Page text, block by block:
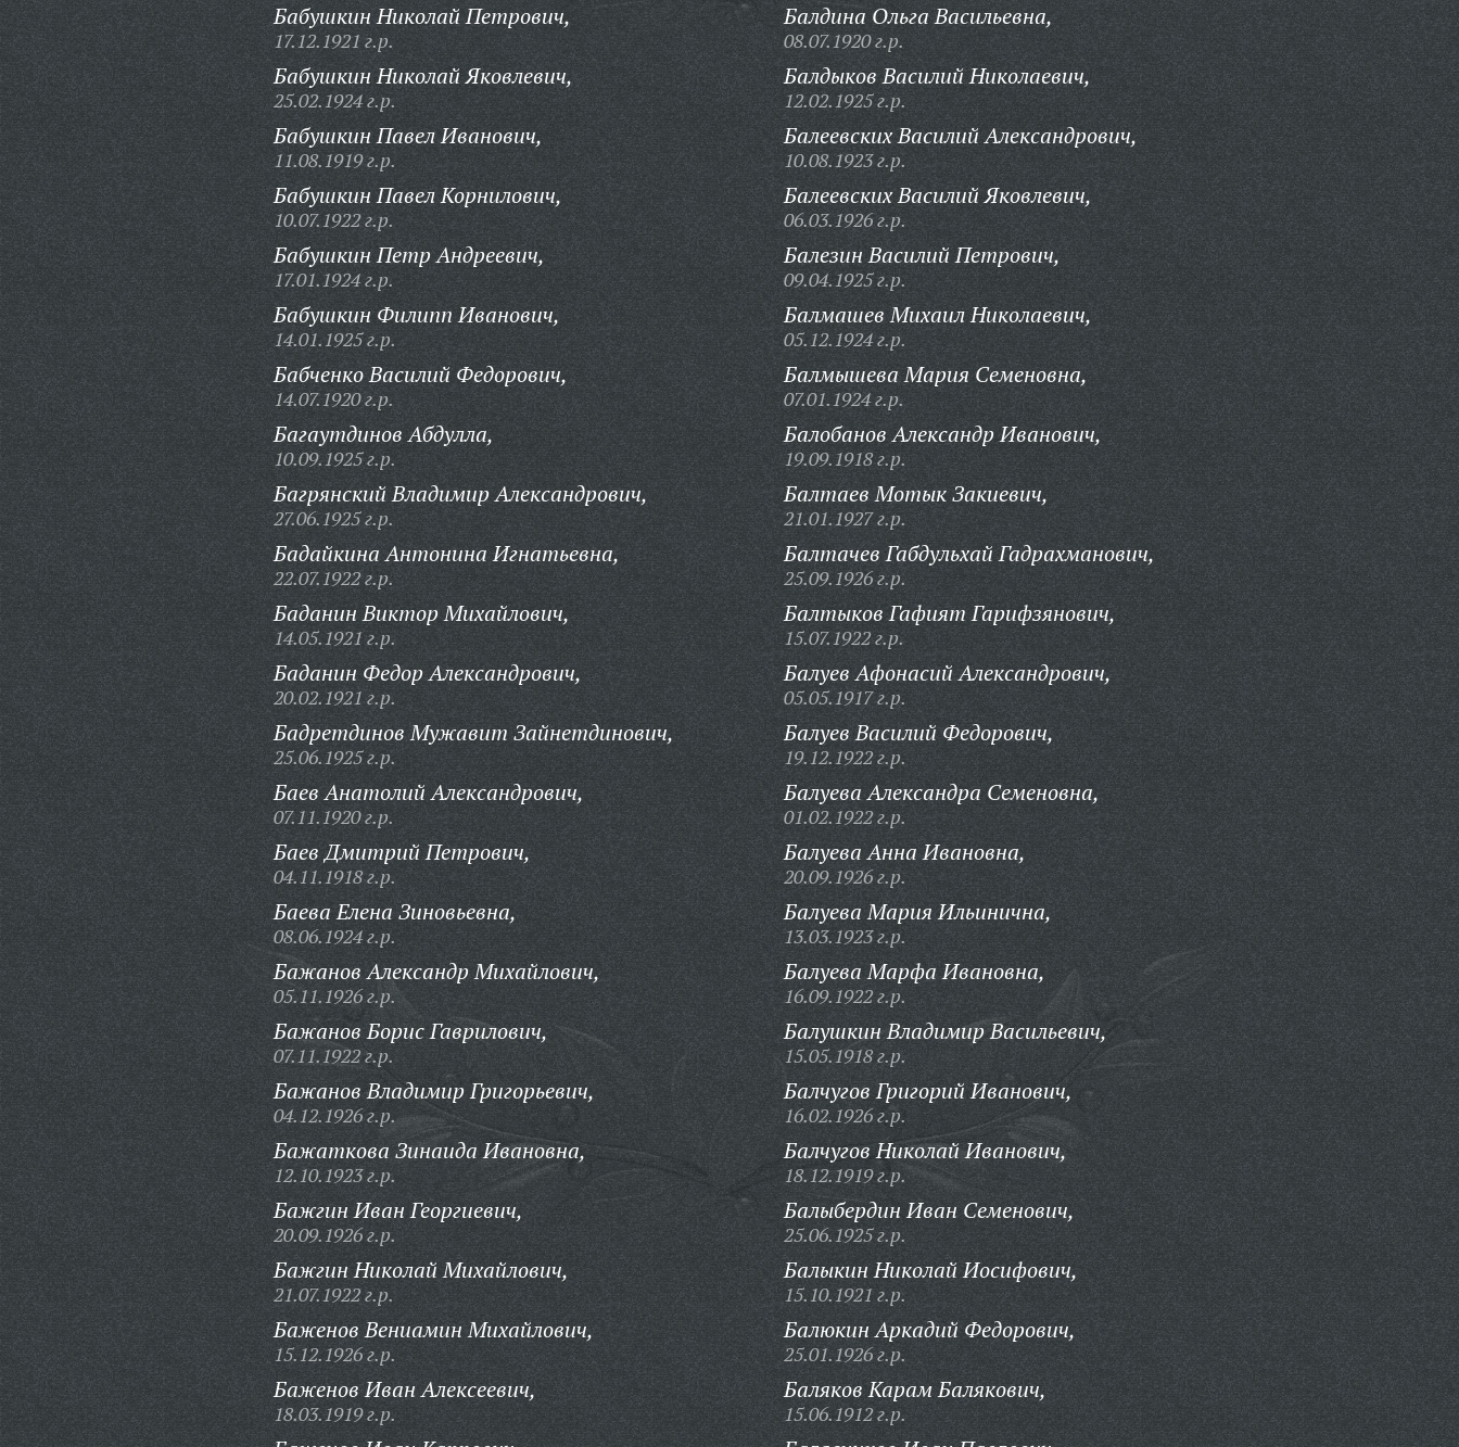
Бабушкин Николай Петрович,
17.12.1921 г.р.
Бабушкин Николай Яковлевич,
25.02.1924 г.р.
Бабушкин Павел Иванович,
11.08.1919 г.р.
Бабушкин Павел Корнилович,
10.07.1922 г.р.
Бабушкин Петр Андреевич,
17.01.1924 г.р.
Бабушкин Филипп Иванович,
14.01.1925 г.р.
Бабченко Василий Федорович,
14.07.1920 г.р.
Багаутдинов Абдулла,
10.09.1925 г.р.
Багрянский Владимир Александрович,
27.06.1925 г.р.
Бадайкина Антонина Игнатьевна,
22.07.1922 г.р.
Баданин Виктор Михайлович,
14.05.1921 г.р.
Баданин Федор Александрович,
20.02.1921 г.р.
Бадретдинов Мужавит Зайнетдинович,
25.06.1925 г.р.
Баев Анатолий Александрович,
07.11.1920 г.р.
Баев Дмитрий Петрович,
04.11.1918 г.р.
Баева Елена Зиновьевна,
08.06.1924 г.р.
Бажанов Александр Михайлович,
05.11.1926 г.р.
Бажанов Борис Гаврилович,
07.11.1922 г.р.
Бажанов Владимир Григорьевич,
04.12.1926 г.р.
Бажаткова Зинаида Ивановна,
12.10.1923 г.р.
Бажгин Иван Георгиевич,
20.09.1926 г.р.
Бажгин Николай Михайлович,
21.07.1922 г.р.
Баженов Вениамин Михайлович,
15.12.1926 г.р.
Баженов Иван Алексеевич,
18.03.1919 г.р.
Балдина Ольга Васильевна,
08.07.1920 г.р.
Балдыков Василий Николаевич,
12.02.1925 г.р.
Балеевских Василий Александрович,
10.08.1923 г.р.
Балеевских Василий Яковлевич,
06.03.1926 г.р.
Балезин Василий Петрович,
09.04.1925 г.р.
Балмашев Михаил Николаевич,
05.12.1924 г.р.
Балмышева Мария Семеновна,
07.01.1924 г.р.
Балобанов Александр Иванович,
19.09.1918 г.р.
Балтаев Мотык Закиевич,
21.01.1927 г.р.
Балтачев Габдульхай Гадрахманович,
25.09.1926 г.р.
Балтыков Гафият Гарифзянович,
15.07.1922 г.р.
Балуев Афонасий Александрович,
05.05.1917 г.р.
Балуев Василий Федорович,
19.12.1922 г.р.
Балуева Александра Семеновна,
01.02.1922 г.р.
Балуева Анна Ивановна,
20.09.1926 г.р.
Балуева Мария Ильинична,
13.03.1923 г.р.
Балуева Марфа Ивановна,
16.09.1922 г.р.
Балушкин Владимир Васильевич,
15.05.1918 г.р.
Балчугов Григорий Иванович,
16.02.1926 г.р.
Балчугов Николай Иванович,
18.12.1919 г.р.
Балыбердин Иван Семенович,
25.06.1925 г.р.
Балыкин Николай Иосифович,
15.10.1921 г.р.
Балюкин Аркадий Федорович,
25.01.1926 г.р.
Баляков Карам Балякович,
15.06.1912 г.р.